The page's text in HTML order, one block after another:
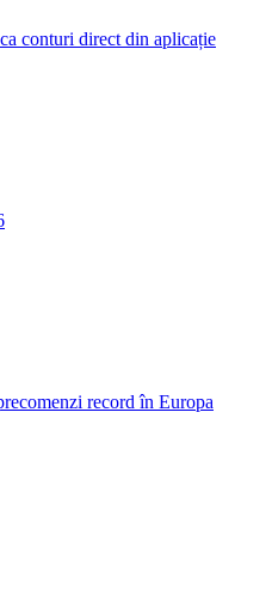
conturi direct din aplicație
record în Europa